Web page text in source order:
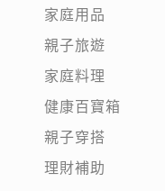
家庭用品
親子旅遊
家庭料理
健康百寶箱
親子穿搭
理財補助